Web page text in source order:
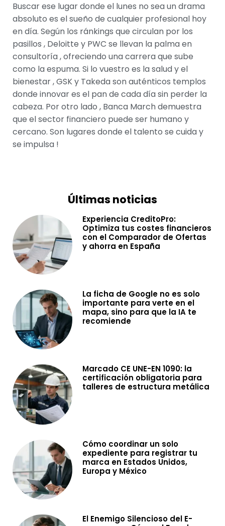
Buscar ese lugar donde el lunes no sea un drama
absoluto es el sueño de cualquier profesional hoy
en día. Según los ránkings que circulan por los
pasillos , Deloitte y PWC se llevan la palma en
consultoría , ofreciendo una carrera que sube
como la espuma. Si lo vuestro es la salud y el
bienestar , GSK y Takeda son auténticos templos
donde innovar es el pan de cada día sin perder la
cabeza. Por otro lado , Banca March demuestra
que el sector financiero puede ser humano y
cercano. Son lugares donde el talento se cuida y
se impulsa !
Últimas noticias
Experiencia CreditoPro:
Optimiza tus costes financieros
con el Comparador de Ofertas
y ahorra en España
La ficha de Google no es solo
importante para verte en el
mapa, sino para que la IA te
recomiende
Marcado CE UNE-EN 1090: la
certificación obligatoria para
talleres de estructura metálica
Cómo coordinar un solo
expediente para registrar tu
marca en Estados Unidos,
Europa y México
El Enemigo Silencioso del E-